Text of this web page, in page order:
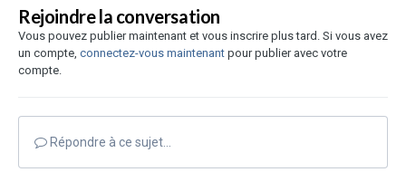
Rejoindre la conversation
Vous pouvez publier maintenant et vous inscrire plus tard. Si vous avez
un compte, connectez-vous maintenant pour publier avec votre
compte.
Répondre à ce sujet…